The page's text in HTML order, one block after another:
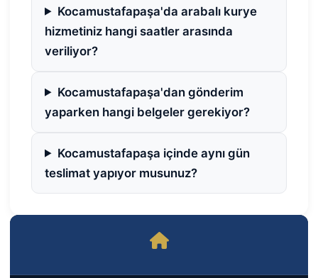
Kocamustafapaşa'da arabalı kurye
hizmetiniz hangi saatler arasında
veriliyor?
Kocamustafapaşa'dan gönderim
yaparken hangi belgeler gerekiyor?
Kocamustafapaşa içinde aynı gün
teslimat yapıyor musunuz?